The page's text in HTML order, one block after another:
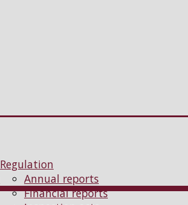
Regulation
Annual reports
Financial reports